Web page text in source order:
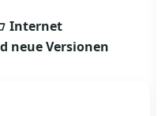
Internet
neue Versionen